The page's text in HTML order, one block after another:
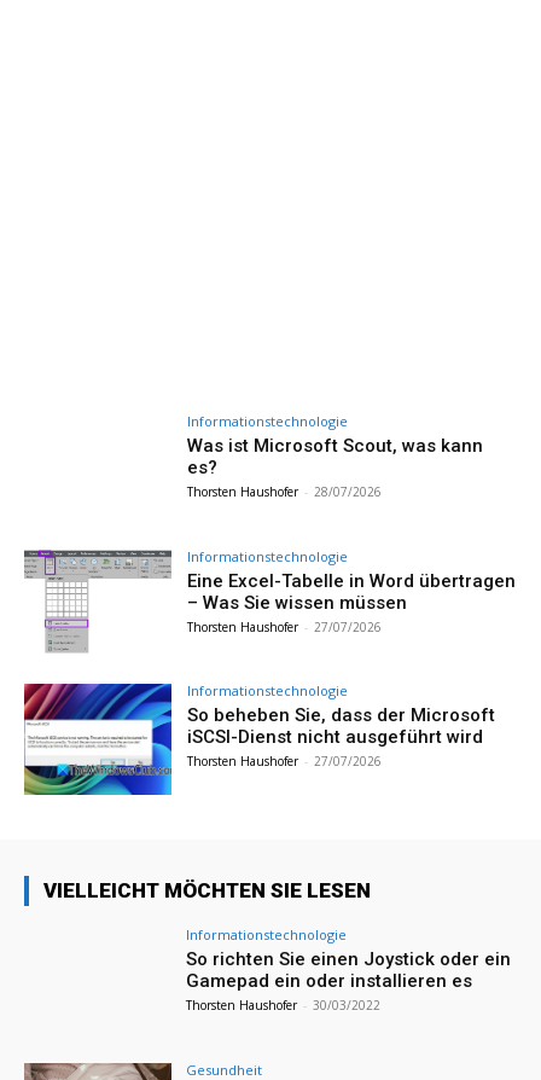
Informationstechnologie
Was ist Microsoft Scout, was kann
es?
Thorsten Haushofer - 28/07/2026
Informationstechnologie
Eine Excel-Tabelle in Word übertragen
– Was Sie wissen müssen
Thorsten Haushofer - 27/07/2026
Informationstechnologie
So beheben Sie, dass der Microsoft
iSCSI-Dienst nicht ausgeführt wird
Thorsten Haushofer - 27/07/2026
VIELLEICHT MÖCHTEN SIE LESEN
Informationstechnologie
So richten Sie einen Joystick oder ein
Gamepad ein oder installieren es
Thorsten Haushofer - 30/03/2022
Gesundheit